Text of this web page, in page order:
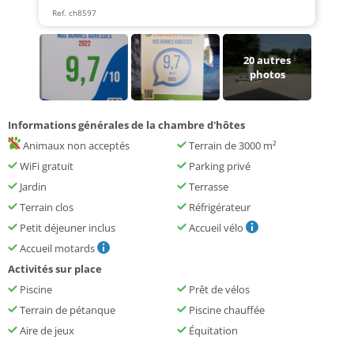
Ref. ch8597
20autres
photos
Informations générales de la chambre d'hôtes
Animaux non acceptés
Terrain de 3000 m²
WiFi gratuit
Parking privé
Jardin
Terrasse
Terrain clos
Réfrigérateur
Petit déjeuner inclus
Accueil vélo
Accueil motards
Activités sur place
Piscine
Prêt de vélos
Terrain de pétanque
Piscine chauffée
Aire de jeux
Équitation